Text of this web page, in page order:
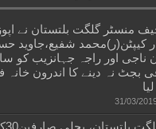
منسٹر گلگت بلتستان نے
کیپٹن(ر)محمد شفیع،جاوید
ناجی اور راجہ جہانزیب کو
بجٹ نہ دینے کا اندرون خانہ
31/03/